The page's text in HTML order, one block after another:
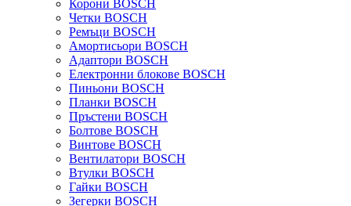
Корони BOSCH
Четки BOSCH
Ремъци BOSCH
Амортисьори BOSCH
Адаптори BOSCH
Електронни блокове BOSCH
Пиньони BOSCH
Планки BOSCH
Пръстени BOSCH
Болтове BOSCH
Винтове BOSCH
Вентилатори BOSCH
Втулки BOSCH
Гайки BOSCH
Зегерки BOSCH